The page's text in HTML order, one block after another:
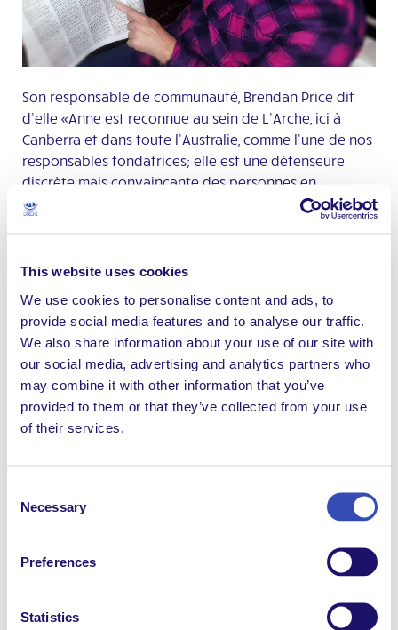
This website uses cookies
We use cookies to personalise content and ads, to
provide social media features and to analyse our traffic.
We also share information about your use of our site with
our social media, advertising and analytics partners who
may combine it with other information that you’ve
provided to them or that they’ve collected from your use
of their services.
Selection
Necessary
Preferences
Statistics
Son responsable de communauté, Brendan Price dit
d’elle «Anne est reconnue au sein de L’Arche, ici à
Canberra et dans toute l’Australie, comme l’une de nos
responsables fondatrices; elle est une défenseure
discrète mais convaincante des personnes en
situation de handicap intellectuel.»
médailles lorsqu’elle représentait l’Australie aux Jeux
paralympiques et aux Championnats du monde pour
les personnes ayant un handicap. Mais ce dont elle est
la plus fière, c’est le Prix de l’inclusion qu’elle a reçu en
2017, remis par le Ministre en chef du Territoire de la
capitale australienne. Ceci est une reconnaissance de
son engagement à aider les autres, à la fois à travers
l’accompagnement de jeunes ayant un handicap et la